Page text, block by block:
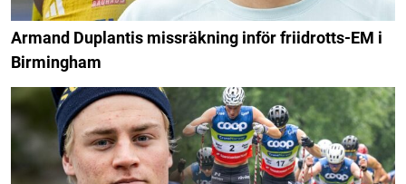
Armand Duplantis missräkning inför friidrotts-EM i
Birmingham